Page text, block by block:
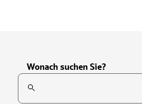
Wonach suchen Sie?
Suchfeld